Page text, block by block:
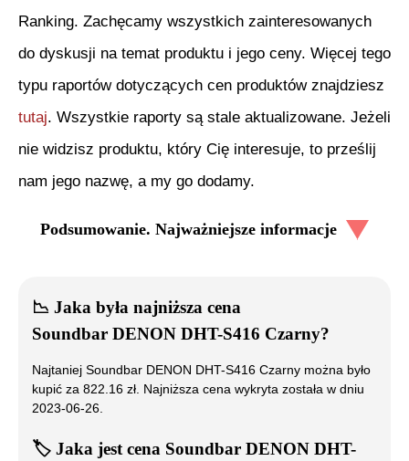
Ranking. Zachęcamy wszystkich zainteresowanych
do dyskusji na temat produktu i jego ceny. Więcej tego
typu raportów dotyczących cen produktów znajdziesz
tutaj. Wszystkie raporty są stale aktualizowane. Jeżeli
nie widzisz produktu, który Cię interesuje, to prześlij
nam jego nazwę, a my go dodamy.
Podsumowanie. Najważniejsze informacje
📉 Jaka była najniższa cena
Soundbar DENON DHT-S416 Czarny?
Najtaniej Soundbar DENON DHT-S416 Czarny można było
kupić za 822.16 zł. Najniższa cena wykryta została w dniu
2023-06-26.
🏷️ Jaka jest cena Soundbar DENON DHT-